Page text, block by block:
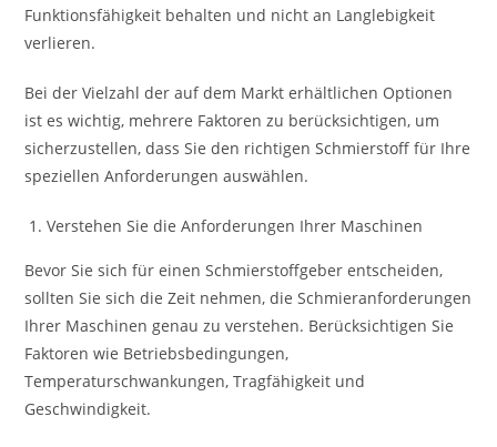
Funktionsfähigkeit behalten und nicht an Langlebigkeit
verlieren.
Bei der Vielzahl der auf dem Markt erhältlichen Optionen
ist es wichtig, mehrere Faktoren zu berücksichtigen, um
sicherzustellen, dass Sie den richtigen Schmierstoff für Ihre
speziellen Anforderungen auswählen.
Verstehen Sie die Anforderungen Ihrer Maschinen
Bevor Sie sich für einen Schmierstoffgeber entscheiden,
sollten Sie sich die Zeit nehmen, die Schmieranforderungen
Ihrer Maschinen genau zu verstehen. Berücksichtigen Sie
Faktoren wie Betriebsbedingungen,
Temperaturschwankungen, Tragfähigkeit und
Geschwindigkeit.